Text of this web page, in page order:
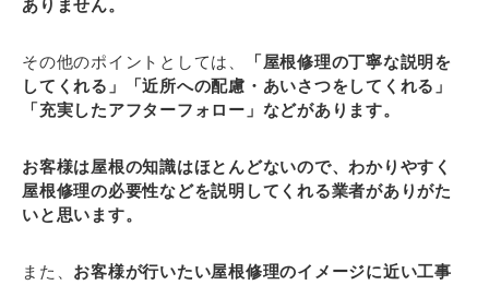
ありません。
その他のポイントとしては、
「屋根修理の丁寧な説明を
してくれる」「近所への配慮・あいさつをしてくれる」
「充実したアフターフォロー」などがあります。
お客様は屋根の知識はほとんどないので、わかりやすく
屋根修理の必要性などを説明してくれる業者がありがた
いと思います。
また、 お客様が行いたい屋根修理のイメージに近い工事